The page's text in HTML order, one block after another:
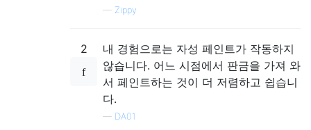
— Zippy
2
내 경험으로는 자성 페인트가 작동하지
않습니다. 어느 시점에서 판금을 가져 와
서 페인트하는 것이 더 저렴하고 쉽습니
다.
— DA01